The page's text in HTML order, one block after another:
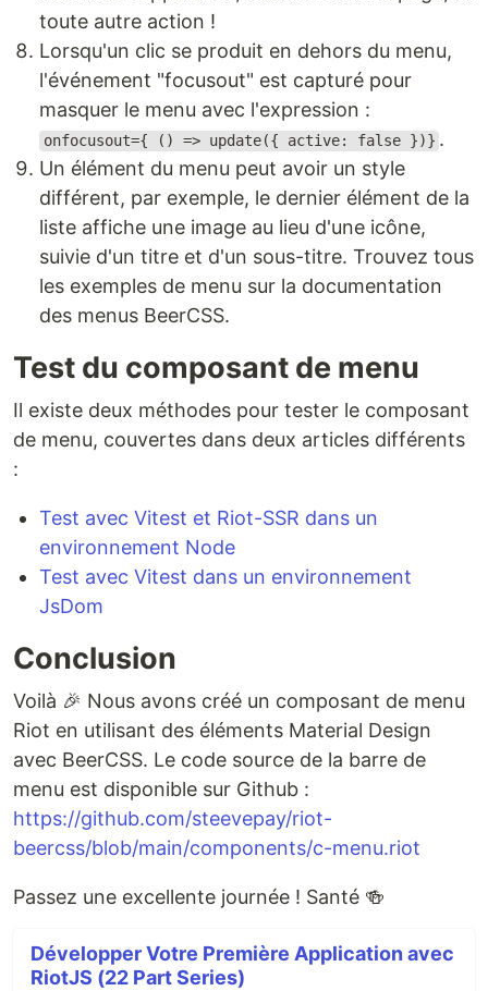
toute autre action !
Lorsqu'un clic se produit en dehors du menu,
l'événement "focusout" est capturé pour
masquer le menu avec l'expression :
onfocusout={ () => update({ active: false })} .
Un élément du menu peut avoir un style
différent, par exemple, le dernier élément de la
liste affiche une image au lieu d'une icône,
suivie d'un titre et d'un sous-titre. Trouvez tous
les exemples de menu sur la documentation
des menus BeerCSS.
Test du composant de menu
Il existe deux méthodes pour tester le composant
de menu, couvertes dans deux articles différents
:
Test avec Vitest et Riot-SSR dans un
environnement Node
Test avec Vitest dans un environnement
JsDom
Conclusion
Voilà 🎉 Nous avons créé un composant de menu
Riot en utilisant des éléments Material Design
avec BeerCSS. Le code source de la barre de
menu est disponible sur Github :
https://github.com/steevepay/riot-
beercss/blob/main/components/c-menu.riot
Passez une excellente journée ! Santé 🍻
Développer Votre Première Application avec
RiotJS (22 Part Series)